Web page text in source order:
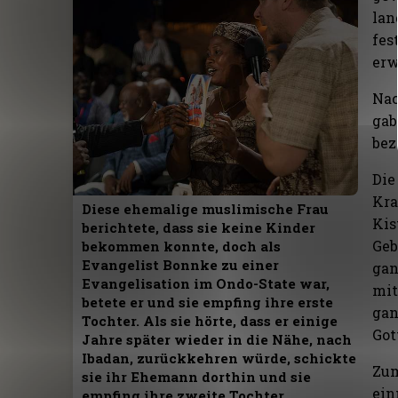
Diese ehemalige muslimische Frau
berichtete, dass sie keine Kinder
bekommen konnte, doch als
Evangelist Bonnke zu einer
Evangelisation im Ondo-State war,
betete er und sie empfing ihre erste
Tochter. Als sie hörte, dass er einige
Jahre später wieder in die Nähe, nach
Ibadan, zurückkehren würde, schickte
sie ihr Ehemann dorthin und sie